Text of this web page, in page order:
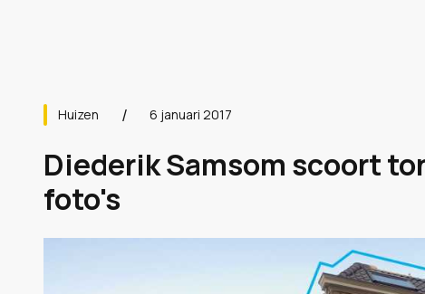
Huizen 6 januari 2017
Diederik Samsom scoort
foto's